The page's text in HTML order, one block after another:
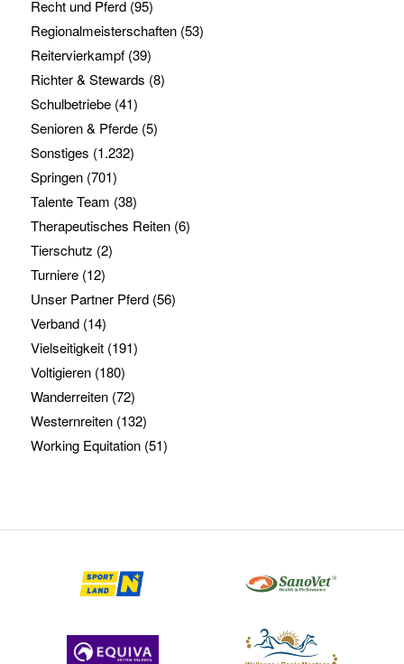
Recht und Pferd(95)
Regionalmeisterschaften(53)
Reitervierkampf(39)
Richter & Stewards (8)
Schulbetriebe(41)
Senioren & Pferde(5)
Sonstiges (1.232)
Springen(701)
Talente Team (38)
Therapeutisches Reiten(6)
Tierschutz (2)
Turniere(12)
Unser Partner Pferd(56)
Verband(14)
Vielseitigkeit(191)
Voltigieren(180)
Wanderreiten(72)
Westernreiten(132)
Working Equitation(51)